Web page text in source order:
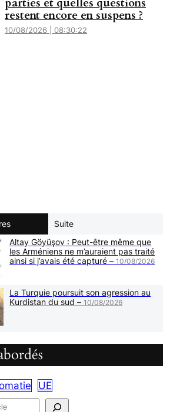
parties et quelles questions
restent encore en suspens ?
10/08/2026 | 08:30:22
Suite
Altay Göyüşov : Peut-être même que
les Arméniens ne m’auraient pas traité
ainsi si j’avais été capturé –10/08/2026
La Turquie poursuit son agression au
Kurdistan du sud –10/08/2026
UE